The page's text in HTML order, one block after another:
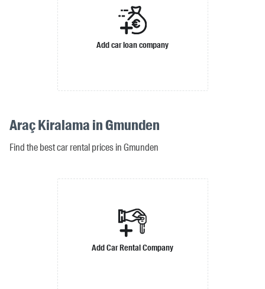
Add car loan company
Araç Kiralama in Gmunden
Find the best car rental prices in Gmunden
Add Car Rental Company